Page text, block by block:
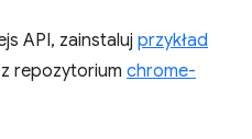
API, zainstaluj przykład
z repozytorium chrome-